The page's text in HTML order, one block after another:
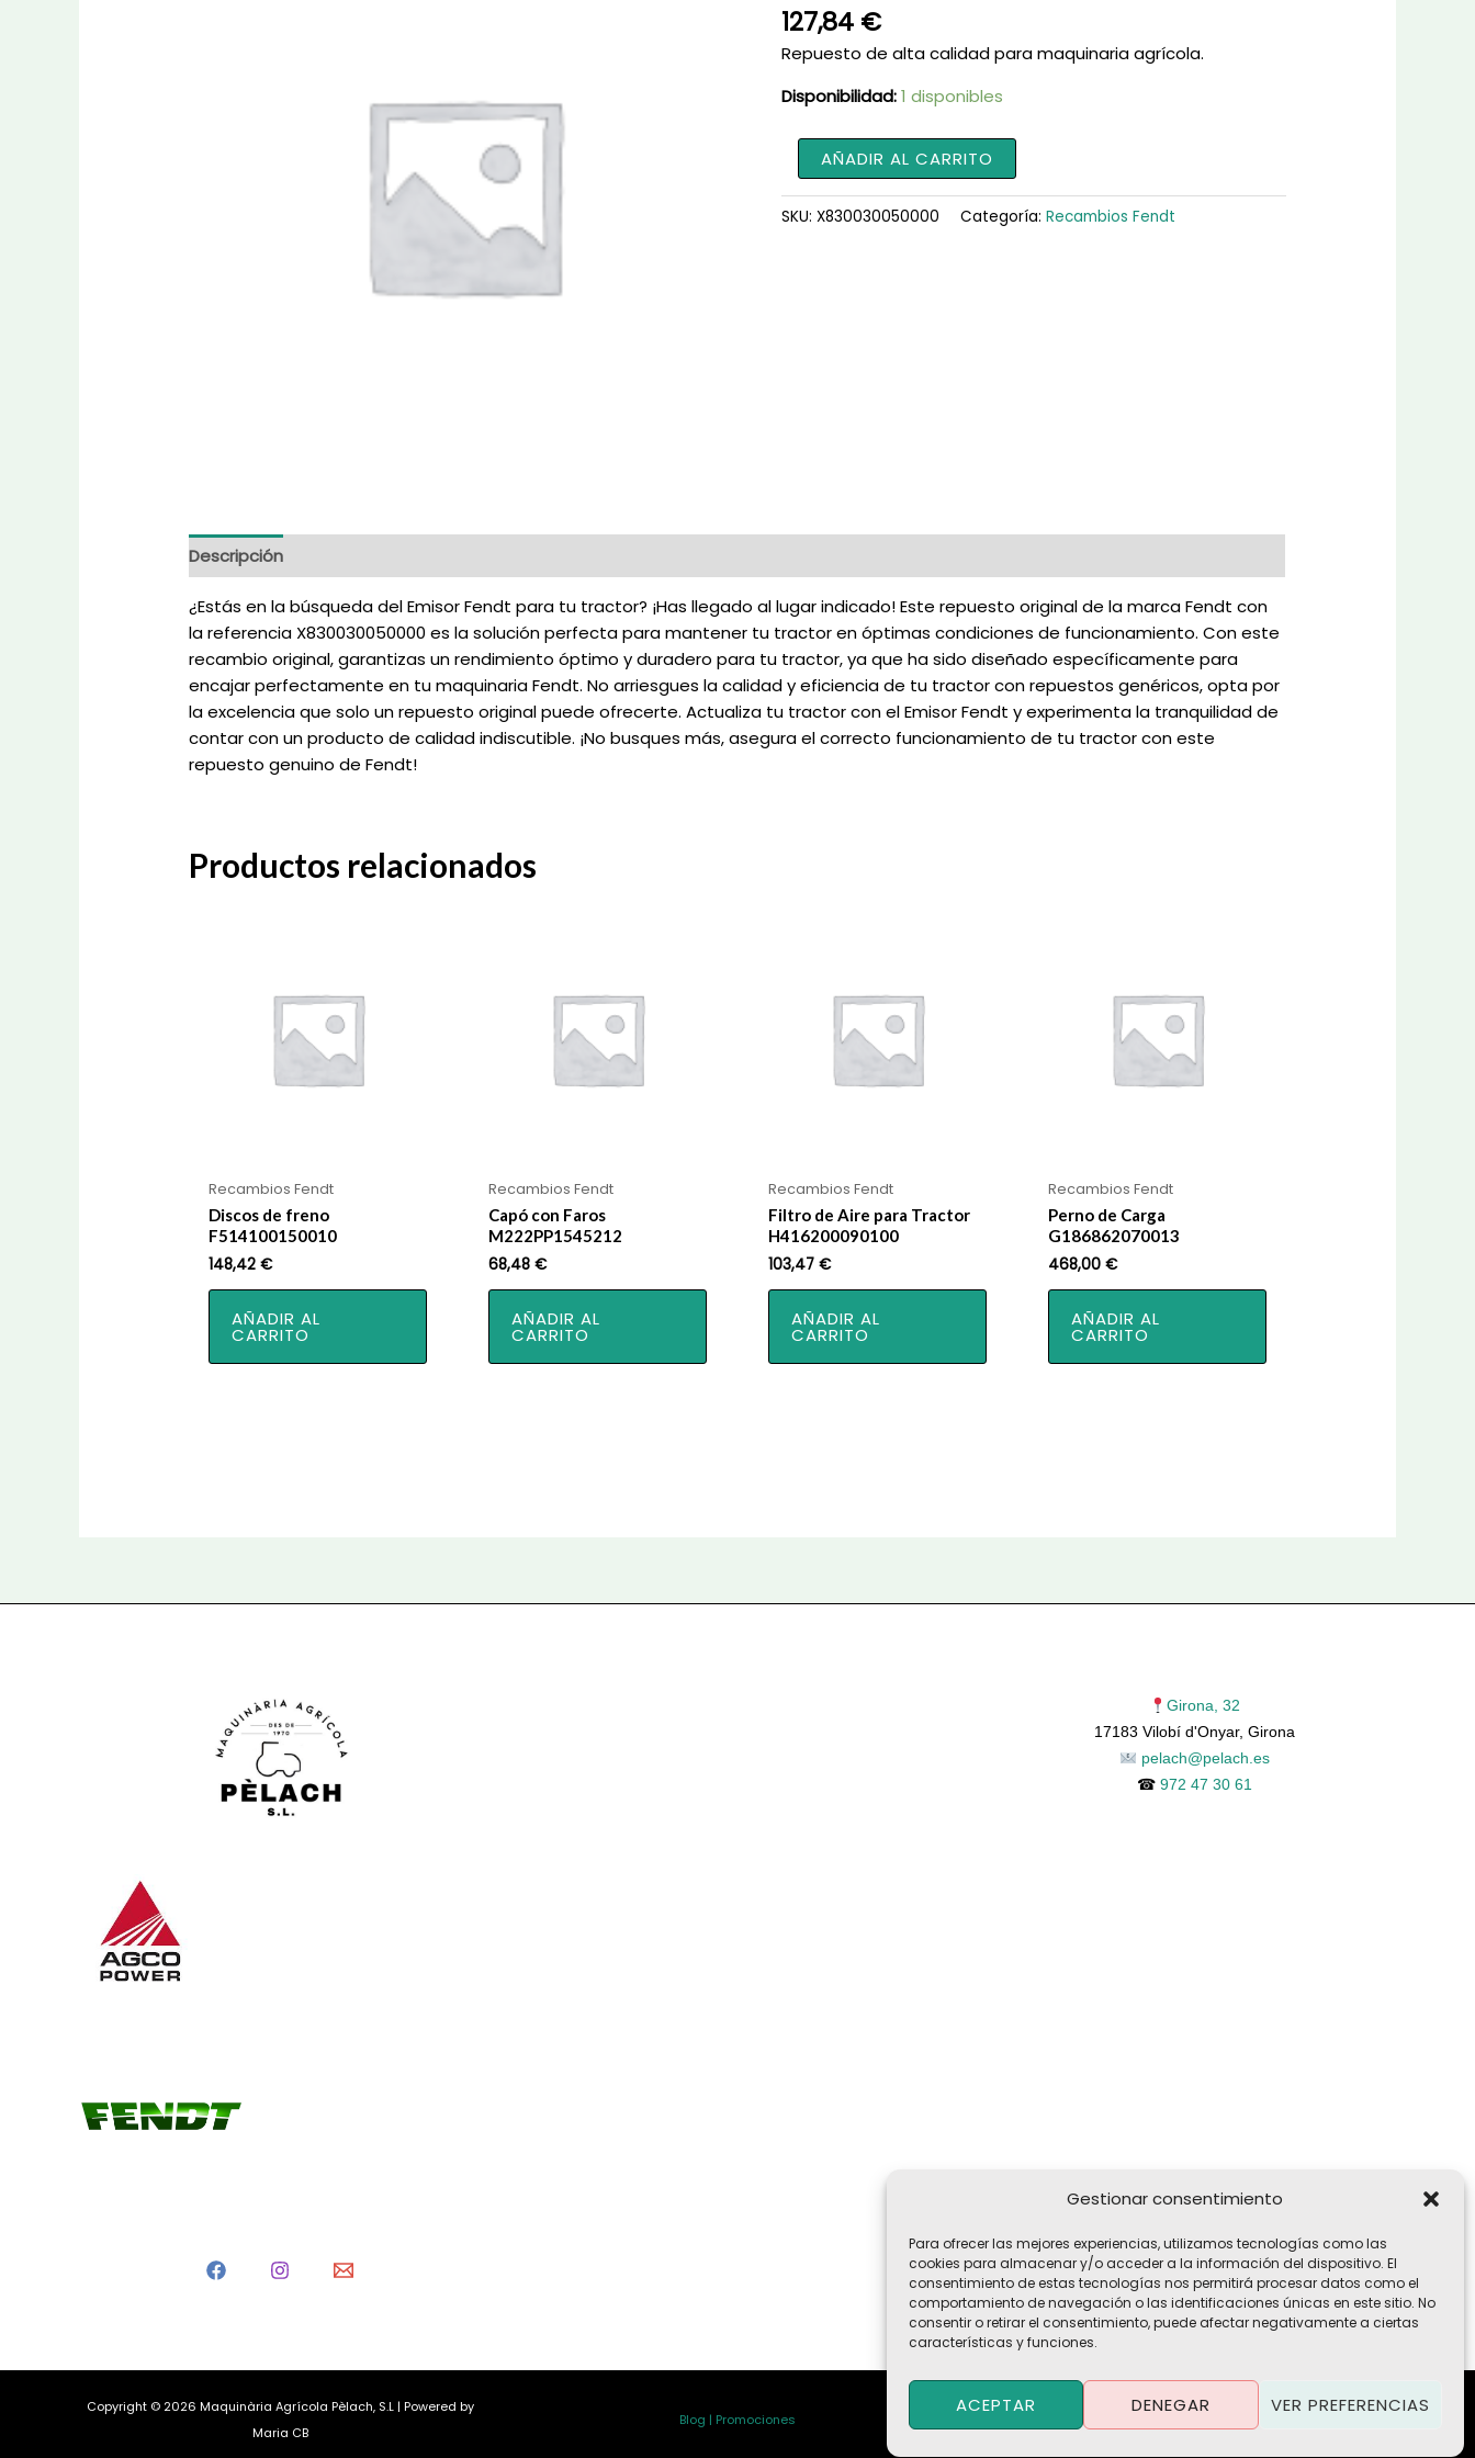
Gestionar consentimiento
Para ofrecer las mejores experiencias, utilizamos tecnologías como las
cookies para almacenar y/o acceder a la información del dispositivo. El
consentimiento de estas tecnologías nos permitirá procesar datos como el
comportamiento de navegación o las identificaciones únicas en este sitio. No
consentir o retirar el consentimiento, puede afectar negativamente a ciertas
características y funciones.
ACEPTAR DENEGAR VER PREFERENCIAS
127,84 €
Repuesto de alta calidad para maquinaria agrícola.
Disponibilidad:1 disponibles
Emisor
X830030050000
cantidad
AÑADIR AL CARRITO
SKU: X830030050000 Categoría: Recambios Fendt
Descripción
¿Estás en la búsqueda del Emisor Fendt para tu tractor? ¡Has llegado al lugar indicado! Este repuesto original de la marca Fendt con
la referencia X830030050000 es la solución perfecta para mantener tu tractor en óptimas condiciones de funcionamiento. Con este
recambio original, garantizas un rendimiento óptimo y duradero para tu tractor, ya que ha sido diseñado específicamente para
encajar perfectamente en tu maquinaria Fendt. No arriesgues la calidad y eficiencia de tu tractor con repuestos genéricos, opta por
la excelencia que solo un repuesto original puede ofrecerte. Actualiza tu tractor con el Emisor Fendt y experimenta la tranquilidad de
contar con un producto de calidad indiscutible. ¡No busques más, asegura el correcto funcionamiento de tu tractor con este
repuesto genuino de Fendt!
Productos relacionados
Recambios Fendt
Discos de freno
F514100150010
148,42€
AÑADIR AL
CARRITO
Recambios Fendt
Capó con Faros
M222PP1545212
68,48€
AÑADIR AL
CARRITO
Recambios Fendt
Filtro de Aire para Tractor
H416200090100
103,47 €
AÑADIR AL
CARRITO
Recambios Fendt
Perno de Carga
G186862070013
468,00 €
AÑADIR AL
CARRITO
Girona, 32
17183 Vilobí d'Onyar, Girona
pelach@pelach.es
☎972 47 30 61
Copyright © 2026 Maquinària Agrícola Pèlach, S.L | Powered by
Maria CB
Blog | Promociones
Política de Privacidad·Política de Cookies·Aviso Legal
Términos y Condiciones·Contacto·Trabaja con Nosotros